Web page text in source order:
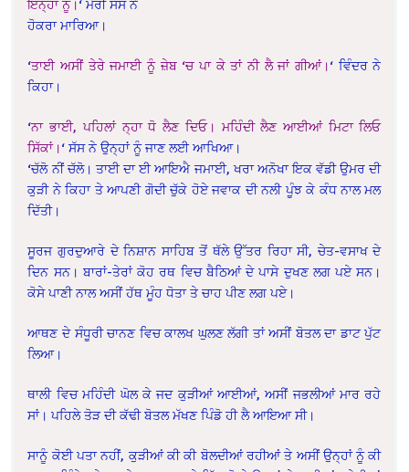
ਇਨ੍ਹਾਂ ਨੂੰ।‘ ਮੇਰੀ ਸੱਸ ਨੇ
ਹੋਕਰਾ ਮਾਰਿਆ।
‘ਤਾਈ ਅਸੀਂ ਤੇਰੇ ਜਮਾਈ ਨੂੰ ਜ਼ੇਬ ‘ਚ ਪਾ ਕੇ ਤਾਂ ਨੀ ਲੈ ਜਾਂ ਗੀਆਂ।‘ ਵਿੰਦਰ ਨੇ
ਕਿਹਾ।
‘ਨਾ ਭਾਈ, ਪਹਿਲਾਂ ਨ੍ਹਾ ਧੋ ਲੈਣ ਦਿਓ। ਮਹਿੰਦੀ ਲੈਣ ਆਈਆਂ ਮਿਟਾ ਲਿਓ
ਸਿੱਕਾਂ।‘ ਸੱਸ ਨੇ ਉਨ੍ਹਾਂ ਨੂੰ ਜਾਣ ਲਈ ਆਖਿਆ।
‘ਚੱਲੋ ਨੀਂ ਚੱਲੋ। ਤਾਈ ਦਾ ਈ ਆਇਐ ਜਮਾਈ, ਖਰਾ ਅਨੋਖਾ ਇਕ ਵੱਡੀ ਉਮਰ ਦੀ
ਕੁੜੀ ਨੇ ਕਿਹਾ ਤੇ ਆਪਣੀ ਗੋਦੀ ਚੁੱਕੇ ਹੋਏ ਜਵਾਕ ਦੀ ਨਲੀ ਪੂੰਝ ਕੇ ਕੰਧ ਨਾਲ ਮਲ
ਦਿੱਤੀ।
ਸੂਰਜ ਗੁਰਦੁਆਰੇ ਦੇ ਨਿਸ਼ਾਨ ਸਾਹਿਬ ਤੋਂ ਥੱਲੇ ਉੱਤਰ ਰਿਹਾ ਸੀ, ਚੇਤ-ਵਸਾਖ ਦੇ
ਦਿਨ ਸਨ। ਬਾਰਾਂ-ਤੇਰਾਂ ਕੋਹ ਰਥ ਵਿਚ ਬੈਠਿਆਂ ਦੇ ਪਾਸੇ ਦੁਖਣ ਲਗ ਪਏ ਸਨ।
ਕੋਸੇ ਪਾਣੀ ਨਾਲ ਅਸੀਂ ਹੱਥ ਮੂੰਹ ਧੋਤਾ ਤੇ ਚਾਹ ਪੀਣ ਲਗ ਪਏ।
ਆਥਣ ਦੇ ਸੰਧੂਰੀ ਚਾਨਣ ਵਿਚ ਕਾਲਖ ਘੁਲਣ ਲੱਗੀ ਤਾਂ ਅਸੀਂ ਬੋਤਲ ਦਾ ਡਾਟ ਪੁੱਟ
ਲਿਆ।
ਥਾਲੀ ਵਿਚ ਮਹਿੰਦੀ ਘੋਲ ਕੇ ਜਦ ਕੁੜੀਆਂ ਆਈਆਂ, ਅਸੀਂ ਜਭਲੀਆਂ ਮਾਰ ਰਹੇ
ਸਾਂ। ਪਹਿਲੇ ਤੋੜ ਦੀ ਕੱਢੀ ਬੋਤਲ ਮੱਖਣ ਪਿੰਡੋ ਹੀ ਲੈ ਆਇਆ ਸੀ।
ਸਾਨੂੰ ਕੋਈ ਪਤਾ ਨਹੀਂ, ਕੁੜੀਆਂ ਕੀ ਕੀ ਬੋਲਦੀਆਂ ਰਹੀਆਂ ਤੇ ਅਸੀਂ ਉਨ੍ਹਾਂ ਨੂੰ ਕੀ